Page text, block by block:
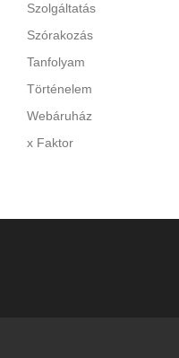
Szolgáltatás
Szórakozás
Tanfolyam
Történelem
Webáruház
x Faktor